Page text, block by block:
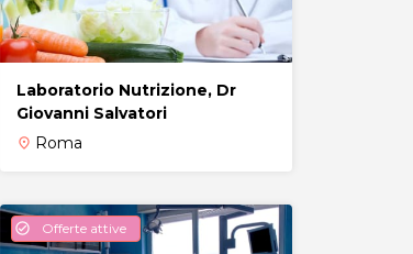
Laboratorio Nutrizione, Dr
Giovanni Salvatori
place Roma
check_circle Offerte attive